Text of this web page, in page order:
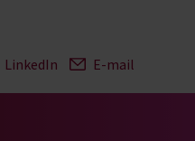
LinkedIn E-mail